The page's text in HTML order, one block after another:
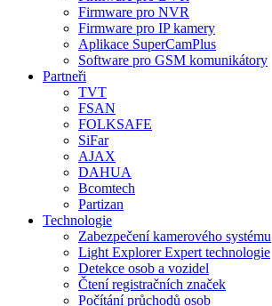
Firmware pro NVR
Firmware pro IP kamery
Aplikace SuperCamPlus
Software pro GSM komunikátory
Partneři
TVT
FSAN
FOLKSAFE
SiFar
AJAX
DAHUA
Bcomtech
Partizan
Technologie
Zabezpečení kamerového systému
Light Explorer Expert technologie
Detekce osob a vozidel
Čtení registračních značek
Počítání průchodů osob